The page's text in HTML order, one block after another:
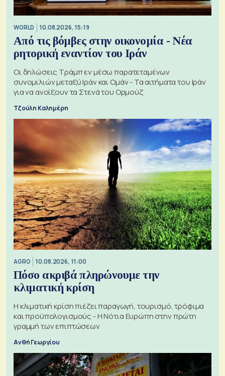
WORLD 10.08.2026, 15:19
Από τις βόμβες στην οικονομία - Νέα
ρητορική εναντίον του Ιράν
Οι δηλώσεις Τράμπ εν μέσω παρατεταμένων
συνομιλιών μεταξύ Ιράν και Ομάν - Τα αιτήματα του Ιράν
για να ανοίξουν τα Στενά του Ορμούζ
Τζούλη Καλημέρη
AGRO 10.08.2026, 11:00
Πόσο ακριβά πληρώνουμε την
κλιματική κρίση
Η κλιματική κρίση πιέζει παραγωγή, τουρισμό, τρόφιμα
και προϋπολογισμούς - Η Νότια Ευρώπη στην πρώτη
γραμμή των επιπτώσεων
Ανθή Γεωργίου